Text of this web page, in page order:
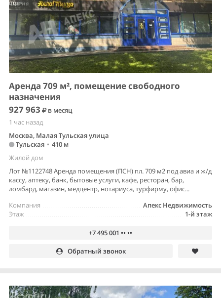
Аренда 709 м², помещение свободного
назначения
927 963
в месяц
1 час назад
Москва, Малая Тульская улица
Тульская • 410 м
Жилой дом
Лот №1122748 Аренда помещения (ПСН) пл. 709 м2 под авиа и ж/д
кассу, аптеку, банк, бытовые услуги, кафе, ресторан, бар,
ломбард, магазин, медцентр, нотариуса, турфирму, офис...
Апекс Недвижимость
Компания
1-й этаж
Этаж
+7 495 001 •• ••
Обратный звонок